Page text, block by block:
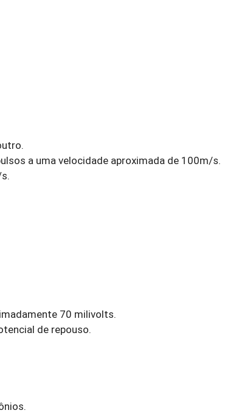
a uma velocidade aproximada de 100m/s.
70 milivolts.
de repouso.